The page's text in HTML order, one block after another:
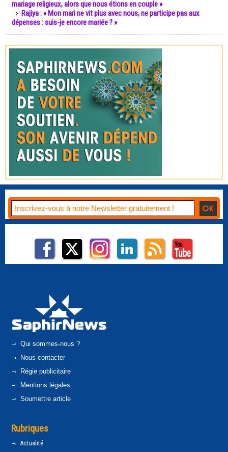
mariage religieux, alors que nous étions en couple »
Rajiya : « Mon mari ne vit plus avec nous, ne participe pas aux
dépenses : suis-je encore mariée ? »
Qui sommes-nous ?
Nous contacter
Régie publicitaire
Mentions légales
Soumettre article
Rubriques
Actualité